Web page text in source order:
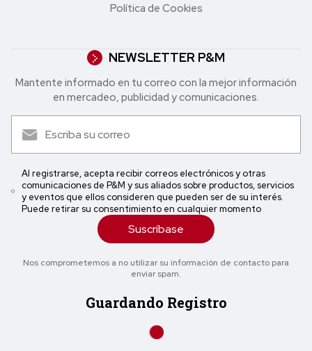
Política de Cookies
NEWSLETTER P&M
Mantente informado en tu correo con la mejor in formación
en mercadeo, publicidad y comunicaciones.
Al registrarse, acepta recibir correos electrónicos y otras
comunicaciones de P&M y sus aliados sobre productos, servicios
y eventos que ellos consideren que pueden ser de su interés.
Puede retirar su consentimiento en cualquier momento
Suscríbase
Nos comprometemos a no utilizar su información de contacto para
enviar spam.
Guardando Registro